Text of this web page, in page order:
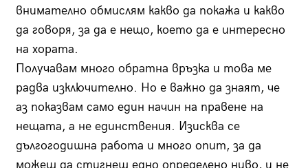
внимателно обмислям какво да покажа и какво
да говоря, за да е нещо, което да е интересно
на хората.
Получавам много обрат­на връзка и това ме
радва изключително. Но е важно да знаят, че
аз показвам само един начин на правене на
нещата, а не единствения. Изиск­ва се
дългогодишна работа и много опит, за да
можеш да стигнеш едно определено ниво, и не